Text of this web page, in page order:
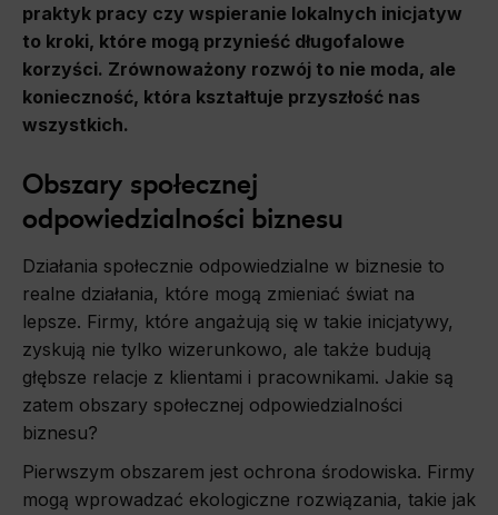
praktyk pracy czy wspieranie lokalnych inicjatyw
to kroki, które mogą przynieść długofalowe
korzyści. Zrównoważony rozwój to nie moda, ale
konieczność, która kształtuje przyszłość nas
wszystkich.
Obszary społecznej
odpowiedzialności biznesu
Działania społecznie odpowiedzialne w biznesie to
realne działania, które mogą zmieniać świat na
lepsze. Firmy, które angażują się w takie inicjatywy,
zyskują nie tylko wizerunkowo, ale także budują
głębsze relacje z klientami i pracownikami. Jakie są
zatem obszary społecznej odpowiedzialności
biznesu?
Pierwszym obszarem jest ochrona środowiska. Firmy
mogą wprowadzać ekologiczne rozwiązania, takie jak